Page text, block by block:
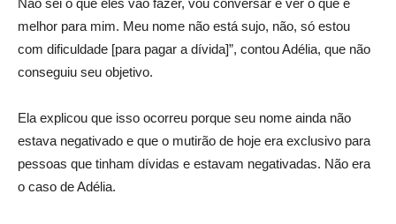
Não sei o que eles vão fazer, vou conversar e ver o que é
melhor para mim. Meu nome não está sujo, não, só estou
com dificuldade [para pagar a dívida]”, contou Adélia, que não
conseguiu seu objetivo.
Ela explicou que isso ocorreu porque seu nome ainda não
estava negativado e que o mutirão de hoje era exclusivo para
pessoas que tinham dívidas e estavam negativadas. Não era
o caso de Adélia.